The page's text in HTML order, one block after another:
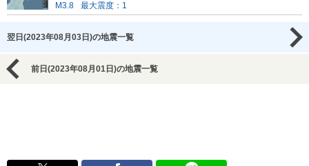
M3.8
最大震度：1
翌日(2023年08月03日)の地震一覧
前日(2023年08月01日)の地震一覧